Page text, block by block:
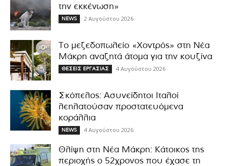
την εκκένωση»
NEWS 2 Αυγούστου 2026
Το μεζεδοπωλείο «Χοντρός» στη Νέα
Μάκρη αναζητά άτομα για την κουζίνα
ΘΕΣΕΙΣ ΕΡΓΑΣΙΑΣ 4 Αυγούστου 2026
Σκόπελος: Ασυνείδητοι Ιταλοί
λεηλατούσαν προστατευόμενα
κοράλλια
NEWS 4 Αυγούστου 2026
Θλίψη στη Νέα Μάκρη: Κάτοικος της
περιοχής ο 52χρονος που έχασε τη